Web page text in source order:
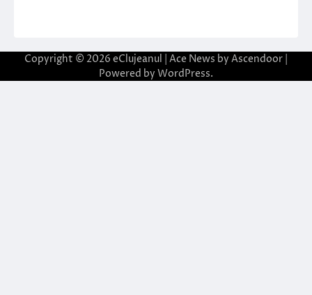
Copyright © 2026 eClujeanul | Ace News by Ascendoor
Powered by WordPress.